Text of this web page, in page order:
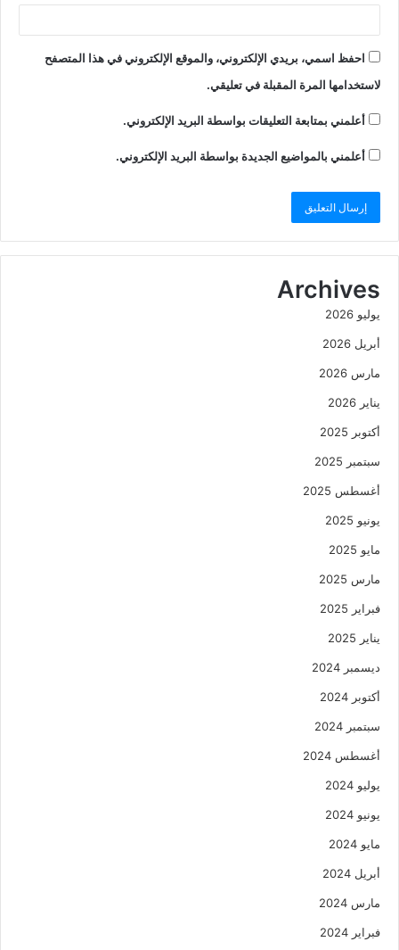
احفظ اسمي، بريدي الإلكتروني، والموقع الإلكتروني في هذا المتصفح
لاستخدامها المرة المقبلة في تعليقي.
أعلمني بمتابعة التعليقات بواسطة البريد الإلكتروني.
أعلمني بالمواضيع الجديدة بواسطة البريد الإلكتروني.
Archives
يوليو 2026
أبريل 2026
مارس 2026
يناير 2026
أكتوبر 2025
سبتمبر 2025
أغسطس 2025
يونيو 2025
مايو 2025
مارس 2025
فبراير 2025
يناير 2025
ديسمبر 2024
أكتوبر 2024
سبتمبر 2024
أغسطس 2024
يوليو 2024
يونيو 2024
مايو 2024
أبريل 2024
مارس 2024
فبراير 2024